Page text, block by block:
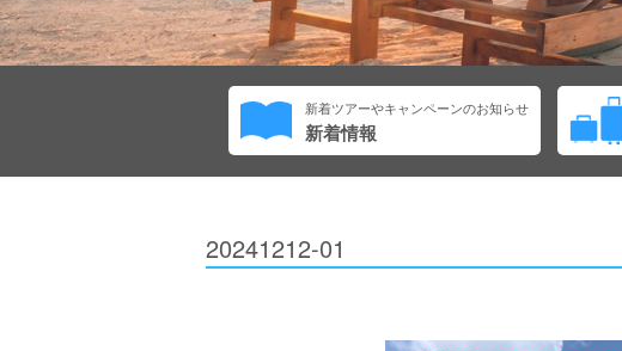
新着ツアーやキャンペーンのお知らせ
新着情報
20241212-01